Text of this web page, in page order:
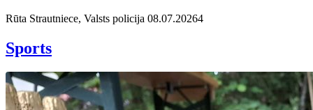
Rūta Strautniece, Valsts policija 08.07.20264
Sports